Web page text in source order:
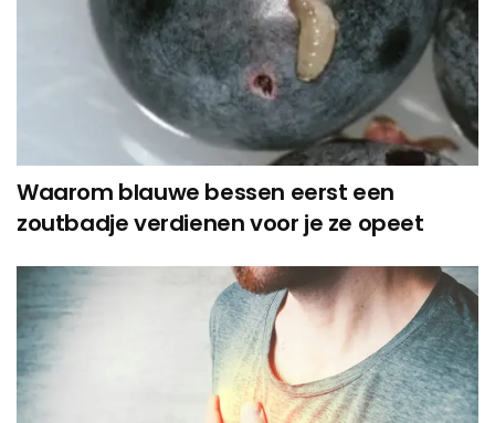
Waarom blauwe bessen eerst een
zoutbadje verdienen voor je ze opeet